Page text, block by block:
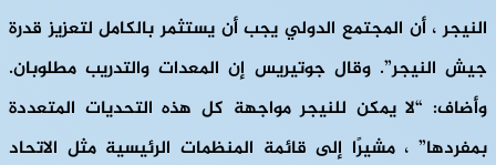
النيجر ، أن المجتمع الدولي يجب أن يستثمر بالكامل لتعزيز قدرة
جيش النيجر”. وقال جوتيريس إن المعدات والتدريب مطلوبان.
وأضاف: “لا يمكن للنيجر مواجهة كل هذه التحديات المتعددة
بمفردها” ، مشيرًا إلى قائمة المنظمات الرئيسية مثل الاتحاد